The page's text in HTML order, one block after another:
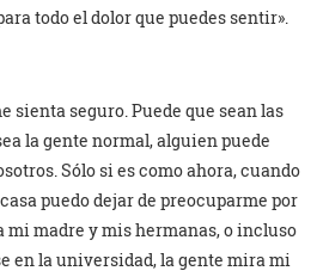
todo el dolor que puedes sentir».
sienta seguro. Puede que sean las
la gente normal, alguien puede
Sólo si es como ahora, cuando
puedo dejar de preocuparme por
madre y mis hermanas, o incluso
en la universidad, la gente mira mi